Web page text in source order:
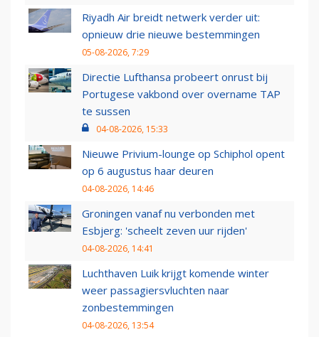
Riyadh Air breidt netwerk verder uit:
opnieuw drie nieuwe bestemmingen
05-08-2026, 7:29
Directie Lufthansa probeert onrust bij
Portugese vakbond over overname TAP
te sussen
04-08-2026, 15:33
Nieuwe Privium-lounge op Schiphol opent
op 6 augustus haar deuren
04-08-2026, 14:46
Groningen vanaf nu verbonden met
Esbjerg: 'scheelt zeven uur rijden'
04-08-2026, 14:41
Luchthaven Luik krijgt komende winter
weer passagiersvluchten naar
zonbestemmingen
04-08-2026, 13:54